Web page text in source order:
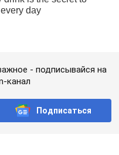
- подписывайся на
канал
Подписаться